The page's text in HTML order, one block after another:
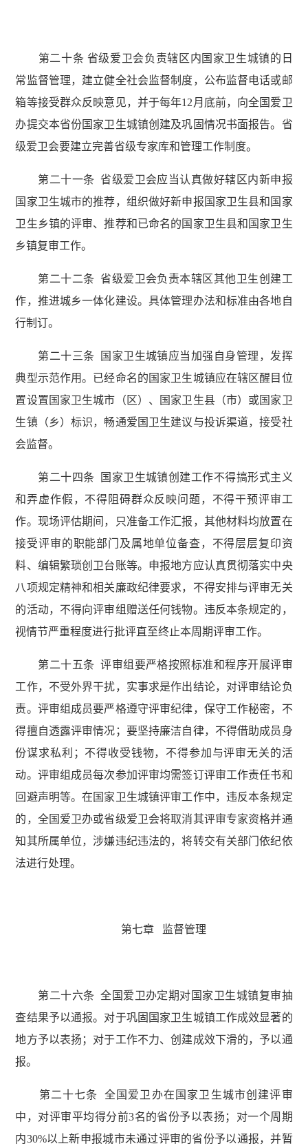
第二十条 省级爱卫会负责辖区内国家卫生城镇的日
常监督管理，建立健全社会监督制度，公布监督电话或邮
箱等接受群众反映意见，并于每年12月底前，向全国爱卫
办提交本省份国家卫生城镇创建及巩固情况书面报告。省
级爱卫会要建立完善省级专家库和管理工作制度。
第二十一条 省级爱卫会应当认真做好辖区内新申报
国家卫生城市的推荐，组织做好新申报国家卫生县和国家
卫生乡镇的评审、推荐和已命名的国家卫生县和国家卫生
乡镇复审工作。
第二十二条 省级爱卫会负责本辖区其他卫生创建工
作，推进城乡一体化建设。具体管理办法和标准由各地自
行制订。
第二十三条 国家卫生城镇应当加强自身管理，发挥
典型示范作用。已经命名的国家卫生城镇应在辖区醒目位
置设置国家卫生城市（区）、国家卫生县（市）或国家卫
生镇（乡）标识，畅通爱国卫生建议与投诉渠道，接受社
会监督。
第二十四条 国家卫生城镇创建工作不得搞形式主义
和弄虚作假，不得阻碍群众反映问题，不得干预评审工
作。现场评估期间，只准备工作汇报，其他材料均放置在
接受评审的职能部门及属地单位备查，不得层层复印资
料、编辑繁琐创卫台账等。申报地方应认真贯彻落实中央
八项规定精神和相关廉政纪律要求，不得安排与评审无关
的活动，不得向评审组赠送任何钱物。违反本条规定的，
视情节严重程度进行批评直至终止本周期评审工作。
第二十五条 评审组要严格按照标准和程序开展评审
工作，不受外界干扰，实事求是作出结论，对评审结论负
责。评审组成员要严格遵守评审纪律，保守工作秘密，不
得擅自透露评审情况；要坚持廉洁自律，不得借助成员身
份谋求私利；不得收受钱物，不得参加与评审无关的活
动。评审组成员每次参加评审均需签订评审工作责任书和
回避声明等。在国家卫生城镇评审工作中，违反本条规定
的，全国爱卫办或省级爱卫会将取消其评审专家资格并通
知其所属单位，涉嫌违纪违法的，将转交有关部门依纪依
法进行处理。
第七章 监督管理
第二十六条 全国爱卫办定期对国家卫生城镇复审抽
查结果予以通报。对于巩固国家卫生城镇工作成效显著的
地方予以表扬；对于工作不力、创建成效下滑的，予以通
报。
第二十七条 全国爱卫办在国家卫生城市创建评审
中，对评审平均得分前3名的省份予以表扬；对一个周期
内30%以上新申报城市未通过评审的省份予以通报，并暂